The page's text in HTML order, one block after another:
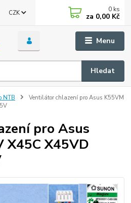
Menu
CZK
Hledat
0 ks
za 0,00 Kč
NTB
Ventilátor chlazení pro Asus K55VM
pro Asus
X45C X45VD